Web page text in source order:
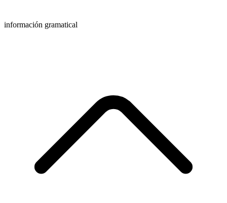
información gramatical